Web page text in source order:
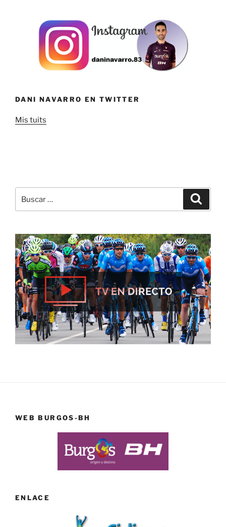
DANI NAVARRO EN TWITTER
Mis tuits
por:
WEB BURGOS-BH
ENLACE